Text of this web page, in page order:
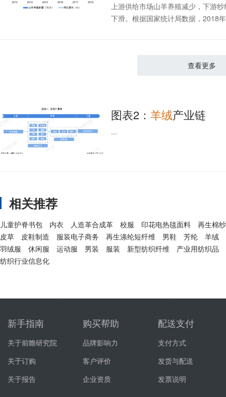
上游供给市场山羊养殖减少，下游
下滑。根据国家统计局数据，2018
查看更多
图表2： 羊绒产业链
...
相关推荐
儿童护脊书包 内衣 人造革合成革 校服 印花电热毯面料
再生棉纱
皮草
皮鞋制造 服装电子商务 再生涤纶短纤维 男鞋 芳纶
羊绒
羽绒服
休闲服 运动服 男装 服装 新型纺织纤维
产业用纺织品
纺织行业信息化
新手指南
关于前瞻研究院
关于订购
关于报告
购买帮助
品牌影响力
客户评价
企业资质
配送支付
支付方式
发货与配送
发票说明